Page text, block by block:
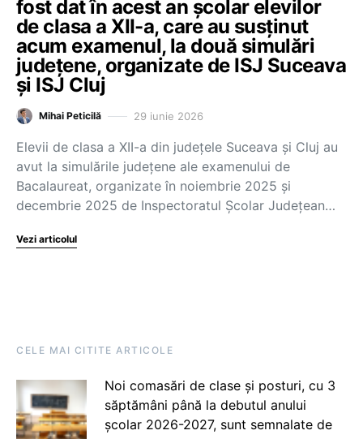
fost dat în acest an școlar elevilor
de clasa a XII-a, care au susținut
acum examenul, la două simulări
județene, organizate de ISJ Suceava
și ISJ Cluj
Mihai Peticilă 29 iunie 2026
Elevii de clasa a XII-a din județele Suceava și Cluj au
avut la simulările județene ale examenului de
Bacalaureat, organizate în noiembrie 2025 și
decembrie 2025 de Inspectoratul Școlar Județean…
Vezi articolul
CELE MAI CITITE ARTICOLE
Noi comasări de clase și posturi, cu 3
săptămâni până la debutul anului
școlar 2026-2027, sunt semnalate de